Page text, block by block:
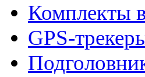
Комплекты
GPS-